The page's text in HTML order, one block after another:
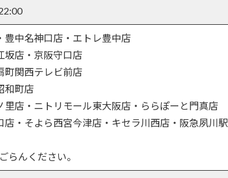
中名神口店・エトレ豊中店
店・京阪守口店
関西テレビ前店
町店
店・ニトリモール東大阪店・ららぽーと門真店
・そよら西宮今津店・キセラ川西店・阪急夙川駅
らんください。